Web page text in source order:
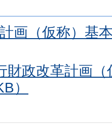
画（仮称）基
財政改革計画
）